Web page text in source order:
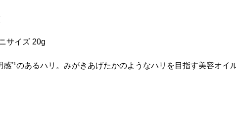
サイズ 20g
感*1のあるハリ。みがきあげたかのようなハリを目指す美容オイ